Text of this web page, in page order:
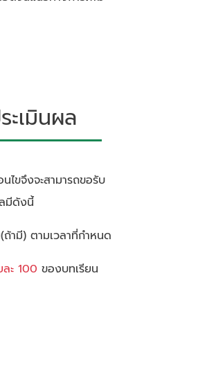
เมินผล
ไขจึงจะสามารถขอรับ
มีดังนี้
ถ้ามี) ตามเวลาที่กำหนด
ะ 100 ของบทเรียน